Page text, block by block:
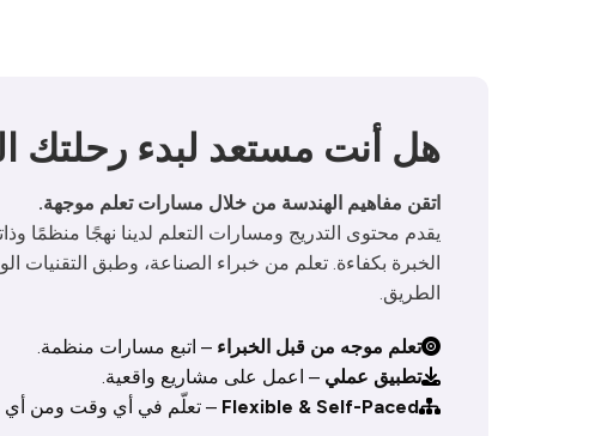
هل أنت مستعد لبدء رحلتك
اتقن مفاهيم الهندسة من خلال مسارات تعلم موجهة.
يقدم محتوى التدريج ومسارات التعلم لدينا نهجًا منظمًا
الخبرة بكفاءة. تعلم من خبراء الصناعة، وطبق التقنيات
الطريق.
تعلم موجه من قبل الخبراء – اتبع مسارات منظمة.
تطبيق عملي – اعمل على مشاريع واقعية.
Flexible & Self-Paced – تعلّم في أي وقت ومن أي